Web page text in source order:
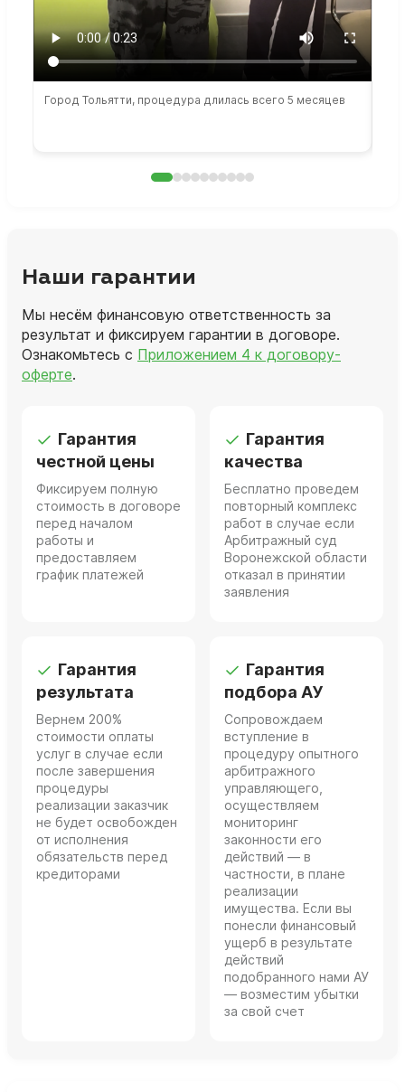
Город Тольятти, процедура длилась всего 5 месяцев
Наши гарантии
Мы несём финансовую ответственность за
результат и фиксируем гарантии в договоре.
Ознакомьтесь с Приложением 4 к договору-
оферте.
Гарантия
честной цены
Фиксируем полную
стоимость в договоре
перед началом
работы и
предоставляем
график платежей
Гарантия
качества
Бесплатно проведем
повторный комплекс
работ в случае если
Арбитражный суд
Воронежской области
отказал в принятии
заявления
Гарантия
результата
Вернем 200%
стоимости оплаты
услуг в случае если
после завершения
процедуры
реализации заказчик
не будет освобожден
от исполнения
обязательств перед
кредиторами
Гарантия
подбора АУ
Сопровождаем
вступление в
процедуру опытного
арбитражного
управляющего,
осуществляем
мониторинг
законности его
действий — в
частности, в плане
реализации
имущества. Если вы
понесли финансовый
ущерб в результате
действий
подобранного нами АУ
— возместим убытки
за свой счет